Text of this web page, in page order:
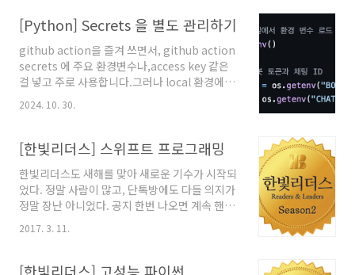
built around musl libc and busybox. To
minimize footprint, Alpine Linux comes
with BusyBox by default. BusyBox
provides replacements for most of the
utilities usually found in GNU coreutils,
util-linux, etc. Bu..
[Python] Secrets 을 별도 관리하기
github action을 즐겨 쓰면서, github action
secrets 에 주요 환경변수나,access key 같은
걸 넣고 주로 사용합니다.그러나 local 환경에서
도 동일하게 동작을 할 수 있게 되어야 합니다.그
럴때 사용하는게 .env 파일입니다.그러기 위해
설치pip install python-dotenv .env 파일 설
정띄어쓰기 없이 입력하고, git 업로드시 같이 올
라가면 안되기 때문에, .gitignore 설정에도 반
드시 추가해야됩니다.*주로 프로젝트의 root 경
로에 넣어줍니다.SLACK_BOT_TOKEN='Your
SLACK_BOT_TOKEN'CHAT_ID='Your
2024. 10. 30.
[한빛리더스] 스위프트 프로그래밍
한빛리더스도 새해를 맞아 새로운 기수가 시작되
었다. 정말 사람이 많고, 단톡방에도 다들 의지가
정말 장난 아니었다. 공지 한번 나오면 계속 핸드
으로 시도해보는 iOS앱 개발 관련 책이다. 맥북
처음이다. 처음에 시도를 안해본건 아니나, C는
2017. 3. 11.